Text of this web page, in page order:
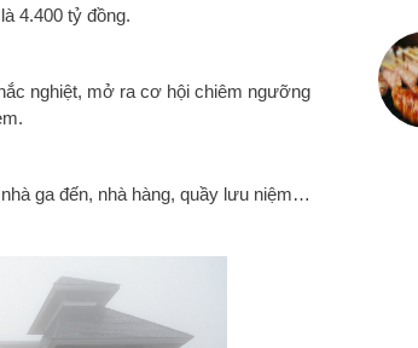
4.400 tỷ đồng.
nghiệt, mở ra cơ hội chiêm ngưỡng
ga đến, nhà hàng, quầy lưu niệm…